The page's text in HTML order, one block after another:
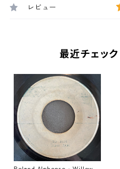
レビュー
最近チェッ